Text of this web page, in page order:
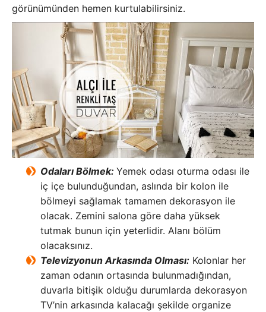
görünümünden hemen kurtulabilirsiniz.
Odaları Bölmek: Yemek odası oturma odası ile
iç içe bulunduğundan, aslında bir kolon ile
bölmeyi sağlamak tamamen dekorasyon ile
olacak. Zemini salona göre daha yüksek
tutmak bunun için yeterlidir. Alanı bölüm
olacaksınız.
Televizyonun Arkasında Olması: Kolonlar her
zaman odanın ortasında bulunmadığından,
duvarla bitişik olduğu durumlarda dekorasyon
TV’nin arkasında kalacağı şekilde organize